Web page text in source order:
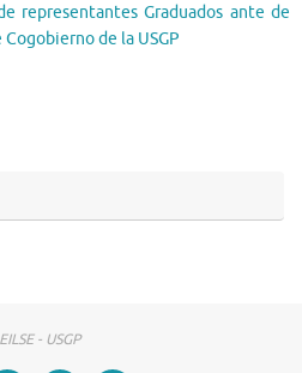
representantes Graduados ante de
de la USGP
- USGP